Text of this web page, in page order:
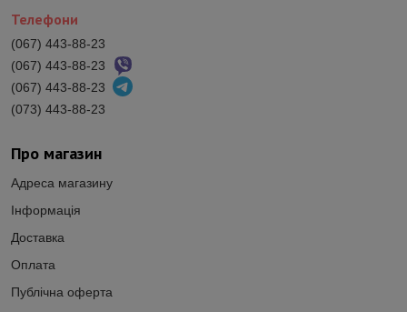
Про магазин
Адреса магазину
Інформація
Доставка
Оплата
Публічна оферта
Телефони
(067) 443-88-23
(067) 443-88-23
(067) 443-88-23
(073) 443-88-23